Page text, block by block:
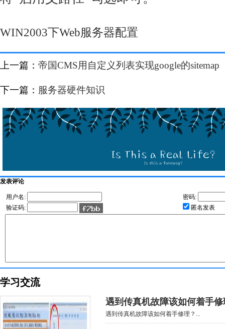
WIN2003下Web服务器配置
上一篇： 帝国CMS用自定义列表实现google的sitemap
下一篇： 服务器硬件知识
发表评论
用户名:
密码:
验证码:
匿名发表
学习交流
遇到传真机故障该如何着手修
遇到传真机故障该如何着手修理？...